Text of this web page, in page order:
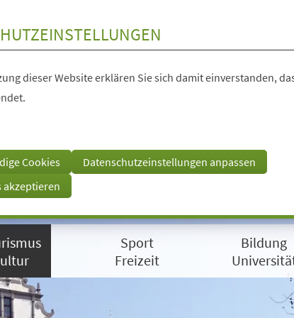
dieser Website erklären Sie sich damit einverstanden,
Cookies
Datenschutzeinstellungen anpassen
akzeptieren
Sport
Freizeit
Bildung